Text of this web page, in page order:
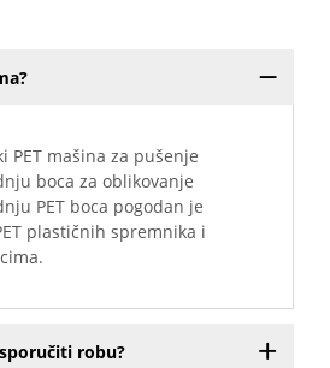
PET mašina za pušenje
boca za oblikovanje
PET boca pogodan je
plastičnih spremnika i
robu?